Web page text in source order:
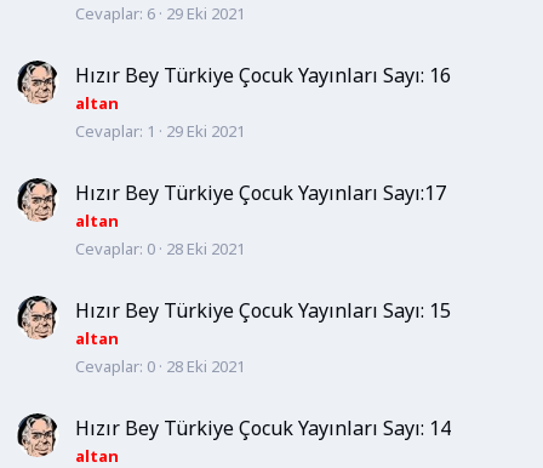
Cevaplar 6 29 Eki 2021
Hızır Bey Türkiye Çocuk Yayınları Sayı: 16
altan
Cevaplar 1 29 Eki 2021
Hızır Bey Türkiye Çocuk Yayınları Sayı:17
altan
Cevaplar 0 28 Eki 2021
Hızır Bey Türkiye Çocuk Yayınları Sayı: 15
altan
Cevaplar 0 28 Eki 2021
Hızır Bey Türkiye Çocuk Yayınları Sayı: 14
altan